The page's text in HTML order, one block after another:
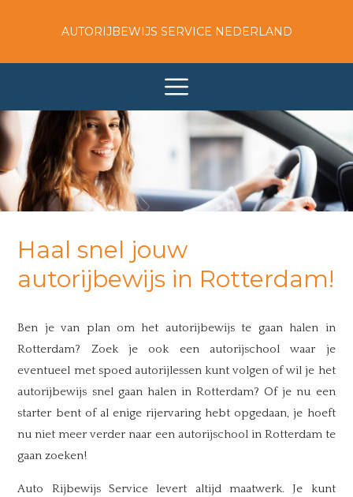
AUTORIJBEWIJS SERVICE NEDERLAND
Haal snel jouw
autorijbewijs in Rotterdam!
Ben je van plan om het autorijbewijs te gaan halen in
Rotterdam? Zoek je ook een autorijschool waar je
eventueel met spoed autorijlessen kunt volgen of wil je het
autorijbewijs snel gaan halen in Rotterdam? Of je nu een
starter bent of al enige rijervaring hebt opgedaan, je hoeft
nu niet meer verder naar een autorijschool in Rotterdam te
gaan zoeken!
Auto Rijbewijs Service levert altijd maatwerk. Je kunt